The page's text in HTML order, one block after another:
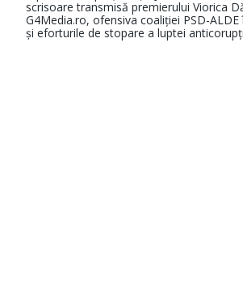
scrisoare transmisă premierului Viorica
G4Media.ro, ofensiva coaliției PSD-
și eforturile de stopare a luptei